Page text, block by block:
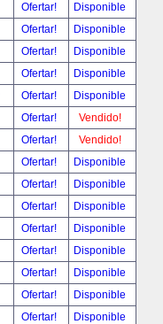
Ofertar!
Disponible
Ofertar!
Disponible
Ofertar!
Disponible
Ofertar!
Disponible
Ofertar!
Disponible
Ofertar!
Vendido!
Ofertar!
Vendido!
Ofertar!
Disponible
Ofertar!
Disponible
Ofertar!
Disponible
Ofertar!
Disponible
Ofertar!
Disponible
Ofertar!
Disponible
Ofertar!
Disponible
Ofertar!
Disponible